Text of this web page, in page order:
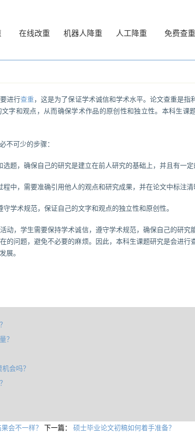
在线改重 机器人降重 人工降重 免费查重
进行查重，这是为了保证学术诚信和学术水平。论文查重是指
字和观点，从而确保学术作品的原创性和独立性。本科生课
不可少的步骤：
题，确保自己的研究是建立在前人研究的基础上，并且有一定
中，需要准确引用他人的观点和研究成果，并在论文中标注清
学术规范，保证自己的文字和观点的独立性和原创性。
动，学生需要保持学术诚信，遵守学术规范，确保自己的研究
的问题，避免不必要的麻烦。因此，本科生课题研究是会进行
展。
？
会吗？
会不一样？ 下一篇： 硕士毕业论文初稿如何着手准备？